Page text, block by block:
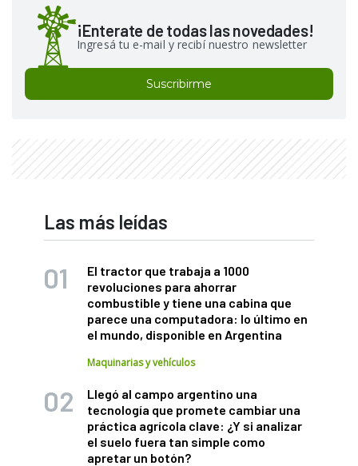
¡Enterate de todas las novedades!
Ingresá tu e-mail y recibí nuestro newsletter
Suscribirme
Las más leídas
El tractor que trabaja a 1000
revoluciones para ahorrar
combustible y tiene una cabina que
parece una computadora: lo último en
el mundo, disponible en Argentina
Maquinarias y vehículos
Llegó al campo argentino una
tecnología que promete cambiar una
práctica agrícola clave: ¿Y si analizar
el suelo fuera tan simple como
apretar un botón?